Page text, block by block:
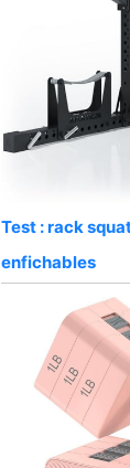
Test : rack
enfichables